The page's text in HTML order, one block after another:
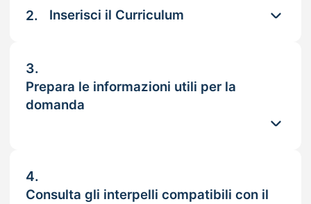
2. Inserisci il Curriculum
3.
Prepara le informazioni utili per la
domanda
4.
Consulta gli interpelli compatibili con il